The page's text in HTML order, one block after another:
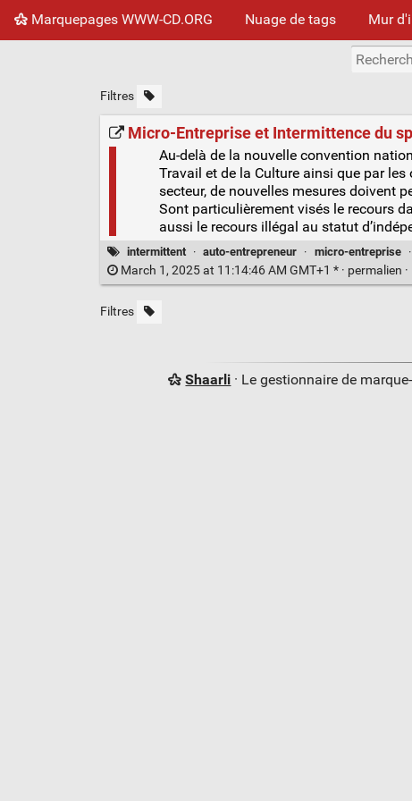
Marquepages WWW-CD.ORG Nuage de tags Mur
Filtres
Micro-Entreprise et Intermittence du
Au-delà de la nouvelle convention
Travail et de la Culture ainsi que par
secteur, de nouvelles mesures doivent
Sont particulièrement visés le recours
aussi le recours illégal au statut
intermittent · auto-entrepreneur · micro-entreprise ·
March 1, 2025 at 11:14:46 AM GMT+1 * · permalien ·
Filtres
Shaarli · Le gestionnaire de